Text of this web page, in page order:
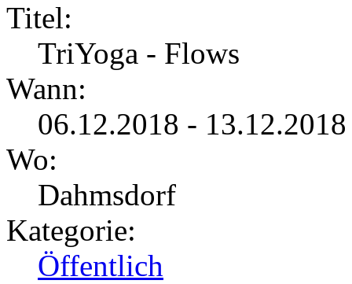
Titel:
TriYoga - Flows
Wann:
06.12.2018 -
Wo:
Dahmsdorf
Kategorie:
Öffentlich